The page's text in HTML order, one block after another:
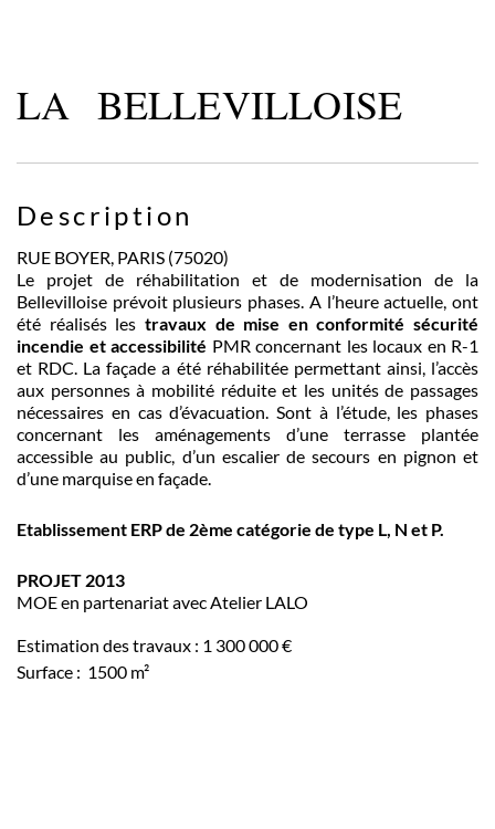
LA BELLEVILLOISE
Description
RUE BOYER, PARIS (75020)
Le projet de réhabilitation et de modernisation de la
Bellevilloise prévoit plusieurs phases. A l’heure actuelle, ont
été réalisés les travaux de mise en conformité sécurité
incendie et accessibilité PMR concernant les locaux en R-1
et RDC. La façade a été réhabilitée permettant ainsi, l’accès
aux personnes à mobilité réduite et les unités de passages
nécessaires en cas d’évacuation. Sont à l’étude, les phases
concernant les aménagements d’une terrasse plantée
accessible au public, d’un escalier de secours en pignon et
d’une marquise en façade.
Etablissement ERP de 2ème catégorie de type L, N et P.
PROJET 2013
MOE en partenariat avec Atelier LALO
Estimation des travaux : 1 300 000 €
Surface : 1500 m²